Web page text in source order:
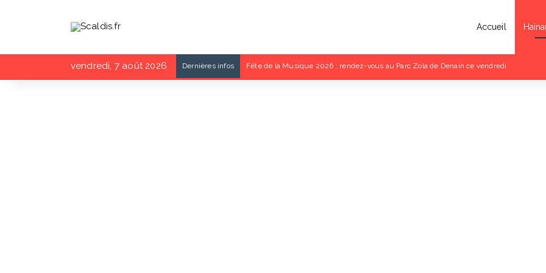
Accueil
vendredi, 7 août 2026 Dernières infos Fête de la Musique 2026 : rendez-vous au Parc Zola de Denain ce vendredi